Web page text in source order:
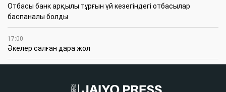
Отбасы банк арқылы тұрғын үй кезегіндегі отбасылар
баспаналы болды
17:00
Әкелер салған дара жол